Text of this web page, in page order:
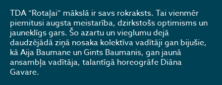
TDA “Rotaļai” mākslā ir savs rokraksts. Tai vienmēr
piemitusi augsta meistarība, dzirkstošs optimisms un
jauneklīgs gars. Šo azartu un vieglumu dejā
daudzējādā ziņā nosaka kolektīva vadītāji gan bijušie,
kā Aija Baumane un Gints Baumanis, gan jaunā
ansambļa vadītāja, talantīgā horeogrāfe Diāna
Gavare.